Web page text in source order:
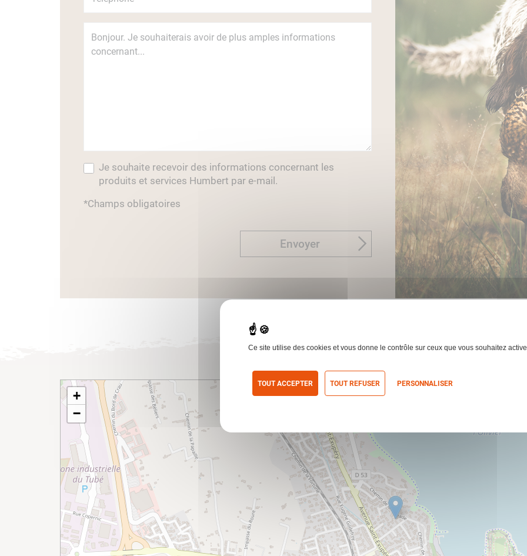
Je souhaite recevoir des informations concernant les
produits et services Humbert par e-mail.
*Champs obligatoires
Envoyer
+
−
Ce site utilise des cookies et vous donne le contrôle sur ceux que vous souhaitez
TOUT ACCEPTER TOUT REFUSER PERSONNALISER